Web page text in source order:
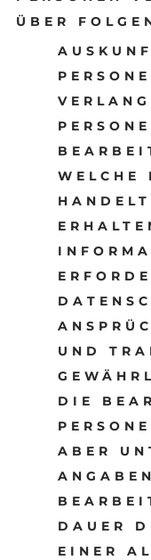
ÜBER
WELCHE
UND
DIE
ABER
DAUER
EINER